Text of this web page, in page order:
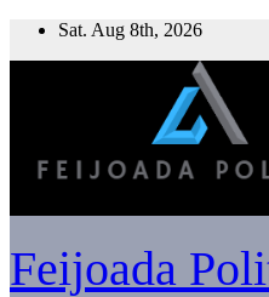
Skip
Sat. Aug 8th, 2026
Feijoada